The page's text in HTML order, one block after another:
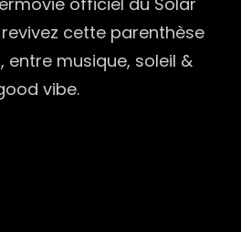
cette parenthèse
entre musique, soleil &
vibe.